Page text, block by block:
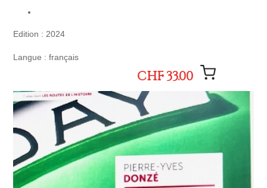
Edition : 2024
Langue : français
CHF 33.00